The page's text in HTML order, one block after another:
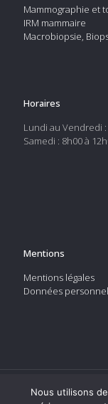
Mammographie et
IRM mammaire
Macrobiopsie,
Horaires
Lundi au Vendredi
Samedi : 8h00 à
Mentions
Mentions légales
Données
Nous utilisons